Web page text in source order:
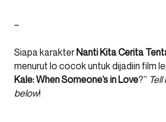
–
Siapa karakter Nanti Kita Cerita
menurut lo cocok untuk dijadiin film
Kale: When Someone’s in Love?”
below!